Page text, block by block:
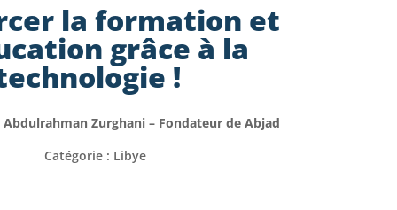
la formation et
grâce à la
!
Abdulrahman Zurghani – Fondateur de Abjad
Catégorie : Libye